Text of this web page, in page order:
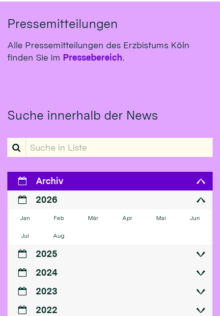
Pressemitteilungen
Alle Pressemitteilungen des Erzbistums Köln
finden Sie im Pressebereich.
Suche innerhalb der News
Suche in Liste
Archiv
2026
Jan Feb Mär Apr Mai Jun
Jul Aug
2025
2024
2023
2022